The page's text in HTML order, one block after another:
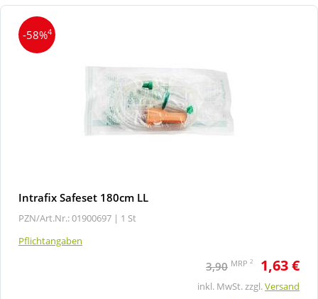
-58%4
Intrafix Safeset 180cm LL
PZN/Art.Nr.: 01900697 | 1 St
Pflichtangaben
3,90 MRP 2 1,63 €
inkl. MwSt. zzgl.Versand